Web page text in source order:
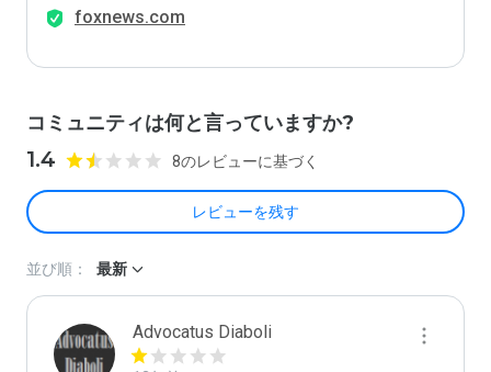
foxnews.com
コミュニティは何と言っていますか?
1.4 8のレビューに基づく
レビューを残す
並び順： 最新
Advocatus Diaboli